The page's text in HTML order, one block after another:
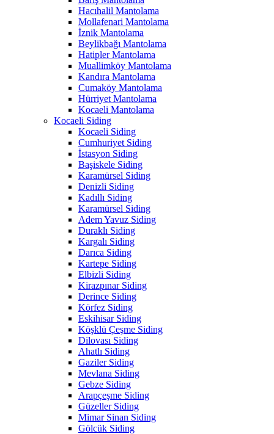
Hacıhalil Mantolama
Mollafenari Mantolama
İznik Mantolama
Beylikbağı Mantolama
Hatipler Mantolama
Muallimköy Mantolama
Kandıra Mantolama
Cumaköy Mantolama
Hürriyet Mantolama
Kocaeli Mantolama
Kocaeli Siding
Kocaeli Siding
Cumhuriyet Siding
İstasyon Siding
Başiskele Siding
Karamürsel Siding
Denizli Siding
Kadıllı Siding
Karamürsel Siding
Adem Yavuz Siding
Duraklı Siding
Kargalı Siding
Darıca Siding
Kartepe Siding
Elbizli Siding
Kirazpınar Siding
Derince Siding
Körfez Siding
Eskihisar Siding
Köşklü Çeşme Siding
Dilovası Siding
Ahatlı Siding
Gaziler Siding
Mevlana Siding
Gebze Siding
Arapçeşme Siding
Güzeller Siding
Mimar Sinan Siding
Gölcük Siding